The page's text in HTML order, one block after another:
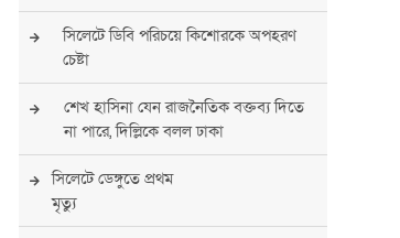
সিলেটে ডিবি পরিচয়ে কিশোরকে অপহরণ
চেষ্টা
শেখ হাসিনা যেন রাজনৈতিক বক্তব্য দিতে
না পারে, দিল্লিকে বলল ঢাকা
সিলেটে ডেঙ্গুতে প্রথম
মৃত্যু